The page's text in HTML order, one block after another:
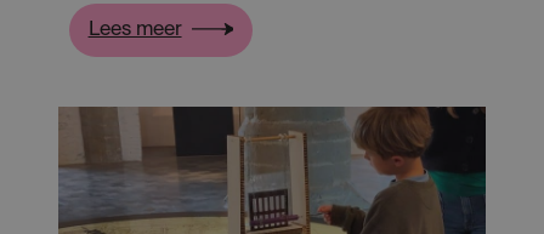
Lees meer:
Buurt